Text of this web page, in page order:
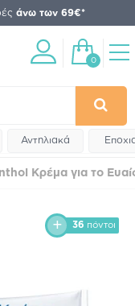
άνω των 69€*
0
Αντηλιακά
Κρέμα για το
36 πόντοι